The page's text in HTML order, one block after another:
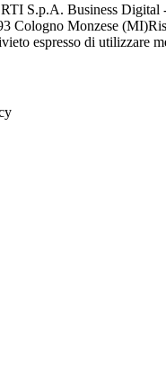
RTI S.p.A. Business Digital
Cologno Monzese (MI)
espresso di utilizzare